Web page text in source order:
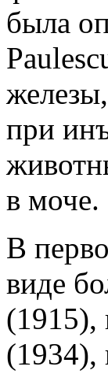
была
при
в моче.
В
виде
(1915),
(1934),